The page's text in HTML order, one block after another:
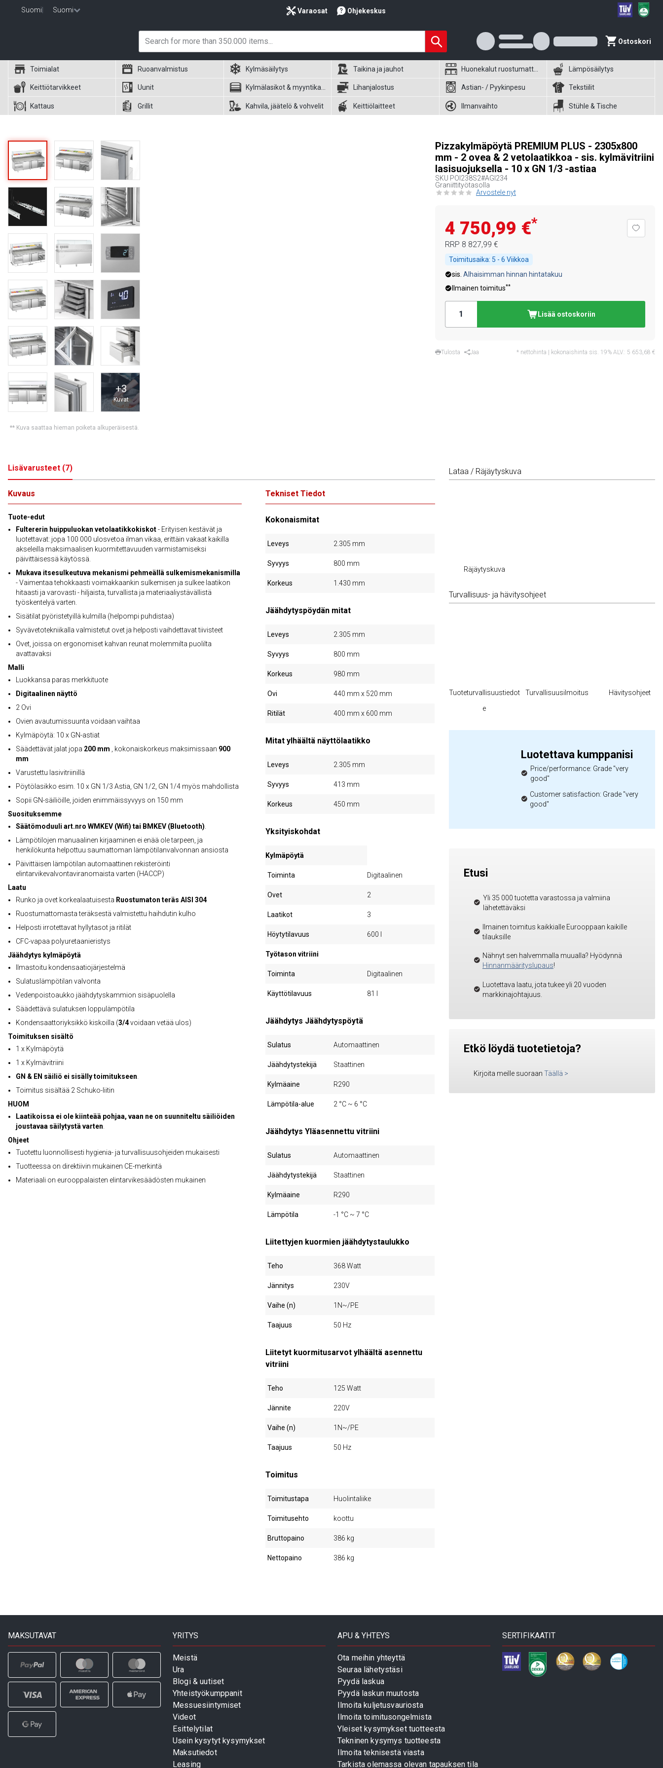
Suomi Suomi Varaosat Ohjekeskus
Ostoskori
Toimialat Ruoanvalmistus Kylmäsäilytys Taikina ja jauhot Huonekalut ruostumattomasta teräksestä Lämpösäilytys
Keittiötarvikkeet Uunit Lihanjalostus Astian- / Pyykinpesu Tekstiilit
Kattaus Grillit Kahvila, jäätelö & vohvelit Keittiölaitteet Ilmanvaihto Stühle & Tische
+3
Kuvat
** Kuva saattaa hieman poiketa alkuperäisestä.
Pizzakylmäpöytä PREMIUM PLUS - 2305x800
mm - 2 ovea & 2 vetolaatikkoa - sis. kylmävitriini
lasisuojuksella - 10 x GN 1/3 -astiaa
SKU POI238S2#AGI234
Graniittityötasolla
Arvostele nyt
4 750,99 €*
RRP 8 827,99 €
Toimitusaika: 5 - 6 Viikkoa
sis. Alhaisimman hinnan hintatakuu
Ilmainen toimitus**
Lisää ostoskoriin
Tulosta Jaa * nettohinta | kokonaishinta sis. 19% ALV.: 5 653,68 €
Lisävarusteet (7)
Kuvaus
Tuote-edut
Fultererin huippuluokan vetolaatikkokiskot- Erityisen kestävät ja
luotettavat: jopa 100 000 ulosvetoa ilman vikaa, erittäin vakaat kaikilla
akseleilla maksimaalisen kuormitettavuuden varmistamiseksi
päivittäisessä käytössä.
Mukava itsesulkeutuva mekanismi pehmeällä sulkemismekanismilla
- Vaimentaa tehokkaasti voimakkaankin sulkemisen ja sulkee laatikon
hitaasti ja varovasti - hiljaista, turvallista ja materiaaliystävällistä
työskentelyä varten.
Sisätilat pyöristetyillä kulmilla (helpompi puhdistaa)
Syvävetotekniikalla valmistetut ovet ja helposti vaihdettavat tiivisteet
Ovet, joissa on ergonomiset kahvan reunat molemmilta puolilta
avattavaksi
Malli
Luokkansa paras merkkituote
Digitaalinen näyttö
2 Ovi
Ovien avautumissuunta voidaan vaihtaa
Kylmäpöytä: 10 x GN-astiat
Säädettävät jalat jopa 200 mm , kokonaiskorkeus maksimissaan 900
mm
Varustettu lasivitriinillä
Pöytölasikko esim. 10 x GN 1/3 Astia, GN 1/2, GN 1/4 myös mahdollista
Sopii GN-säiliöille, joiden enimmäissyvyys on 150 mm
Suosituksemme
Säätömoduuli art.nro WMKEV (Wifi) tai BMKEV (Bluetooth)
Lämpötilojen manuaalinen kirjaaminen ei enää ole tarpeen, ja
henkilökunta helpottuu saumattoman lämpötilanvalvonnan ansiosta
Päivittäisen lämpötilan automaattinen rekisteröinti
elintarvikevalvontaviranomaista varten (HACCP)
Laatu
Runko ja ovet korkealaatuisesta Ruostumaton teräs AISI 304
Ruostumattomasta teräksestä valmistettu haihdutin kulho
Helposti irrotettavat hyllytasot ja ritilät
CFC-vapaa polyuretaanieristys
Jäähdytys kylmäpöytä
Ilmastoitu kondensaatiojärjestelmä
Sulatuslämpötilan valvonta
Vedenpoistoaukko jäähdytyskammion sisäpuolella
Säädettävä sulatuksen loppulämpötila
Kondensaattoriyksikkö kiskoilla (3/4voidaan vetää ulos)
Toimituksen sisältö
1 x Kylmäpöytä
1 x Kylmävitriini
GN & EN säiliö ei sisälly toimitukseen
Toimitus sisältää 2 Schuko-liitin
HUOM
Laatikoissa ei ole kiinteää pohjaa, vaan ne on suunniteltu säiliöiden
joustavaa säilytystä varten
Ohjeet
Tuotettu luonnollisesti hygienia- ja turvallisuusohjeiden mukaisesti
Tuotteessa on direktiivin mukainen CE-merkintä
Materiaali on eurooppalaisten elintarvikesäädösten mukainen
Tekniset Tiedot
Kokonaismitat
Leveys 2.305 mm
Syvyys 800 mm
Korkeus 1.430 mm
Jäähdytyspöydän mitat
Leveys 2.305 mm
Syvyys 800 mm
Korkeus 980 mm
Ovi 440 mm x 520 mm
Ritilät 400 mm x 600 mm
Mitat ylhäältä näyttölaatikko
Leveys 2.305 mm
Syvyys 413 mm
Korkeus 450 mm
Yksityiskohdat
Kylmäpöytä
Toiminta Digitaalinen
Ovet 2
Laatikot 3
Höytytilavuus 600 l
Työtason vitriini
Toiminta Digitaalinen
Käyttötilavuus 81 l
Jäähdytys Jäähdytyspöytä
Sulatus Automaattinen
Jäähdytystekijä Staattinen
Kylmäaine R290
Lämpötila-alue 2 °C ~ 6 °C
Jäähdytys Yläasennettu vitriini
Sulatus Automaattinen
Jäähdytystekijä Staattinen
Kylmäaine R290
Lämpötila -1 °C ~ 7 °C
Liitettyjen kuormien jäähdytystaulukko
Teho 368 Watt
Jännitys 230V
Vaihe (n) 1N~/PE
Taajuus 50 Hz
Liitetyt kuormitusarvot ylhäältä asennettu
vitriini
Teho 125 Watt
Jännite 220V
Vaihe (n) 1N~/PE
Taajuus 50 Hz
Toimitus
Toimitustapa Huolintaliike
Toimitusehto koottu
Bruttopaino 386 kg
Nettopaino 386 kg
Lataa / Räjäytyskuva
Räjäytyskuva
Turvallisuus- ja hävitysohjeet
Tuoteturvallisuustiedot
e
Turvallisuusilmoitus Hävitysohjeet
Luotettava kumppanisi
Price/performance: Grade "very
good"
Customer satisfaction: Grade "very
good"
Etusi
Yli 35 000 tuotetta varastossa ja valmiina
lähetettäväksi
Ilmainen toimitus kaikkialle Eurooppaan kaikille
tilauksille
Nähnyt sen halvemmalla muualla? Hyödynnä
Hinnanmäärityslupaus!
Luotettava laatu, jota tukee yli 20 vuoden
markkinajohtajuus.
Etkö löydä tuotetietoja?
Kirjoita meille suoraan Täällä >
MAKSUTAVAT YRITYS
Meistä
Ura
Blogi & uutiset
Yhteistyökumppanit
Messuesiintymiset
Videot
Esittelytilat
Usein kysytyt kysymykset
Maksutiedot
Leasing
APU & YHTEYS
Ota meihin yhteyttä
Seuraa lähetystäsi
Pyydä laskua
Pyydä laskun muutosta
Ilmoita kuljetusvauriosta
Ilmoita toimitusongelmista
Yleiset kysymykset tuotteesta
Tekninen kysymys tuotteesta
Ilmoita teknisestä viasta
Tarkista olemassa olevan tapauksen tila
SERTIFIKAATIT